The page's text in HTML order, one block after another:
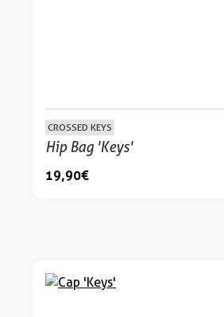
CROSSED KEYS
Hip Bag 'Keys'
19,90 €